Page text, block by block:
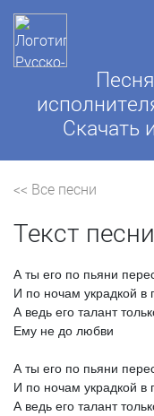
Скачать
<< Все песни
Текст
А ты его по пьяни
И по ночам украдкой в
А ведь его талант
Ему не до любви
А ты его по пьяни
И по ночам украдкой в
А ведь его талант